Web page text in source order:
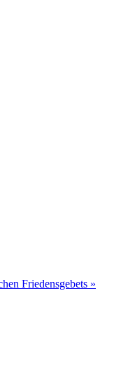
Friedensgebets »